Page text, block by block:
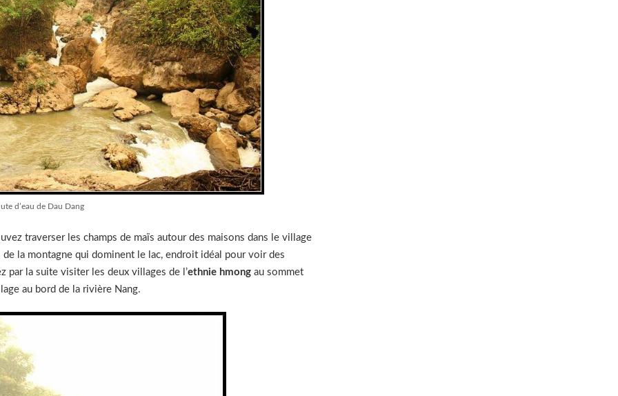
d’eau de Dau Dang
traverser les champs de maïs autour des maisons dans le village
la montagne qui dominent le lac, endroit idéal pour voir des
par la suite visiter les deux villages de l’ethnie hmong au sommet
au bord de la rivière Nang.